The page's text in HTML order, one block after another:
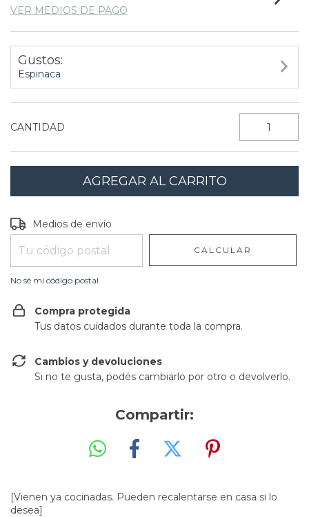
VER MEDIOS DE PAGO
Gustos:
Espinaca
CANTIDAD
Entregas para el CP:
Medios de envío
CALCULAR
No sé mi código postal
Compra protegida
Tus datos cuidados durante toda la compra.
Cambios y devoluciones
Si no te gusta, podés cambiarlo por otro o devolverlo.
Compartir:
[Vienen ya cocinadas. Pueden recalentarse en casa si lo
desea]